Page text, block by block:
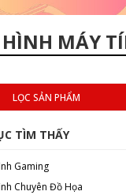
MÁY
LỌC SẢN PHẨM
TÌM THẤY
Gaming
Chuyên Đồ Họa